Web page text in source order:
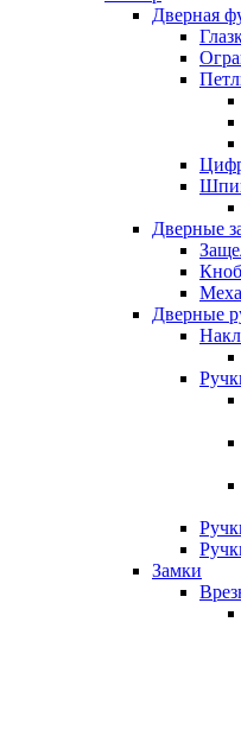
Дверная
Дверные
Дверные
Замки